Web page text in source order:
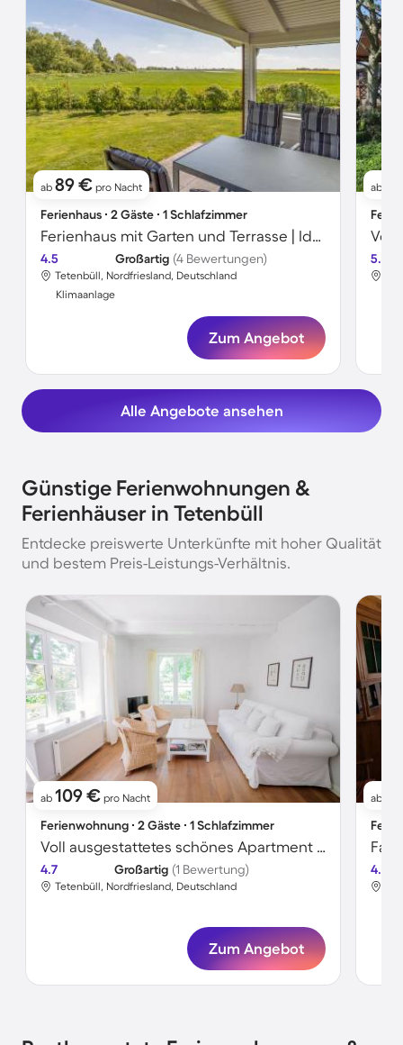
ab 89 € pro Nacht
Ferienhaus ∙ 2 Gäste ∙ 1 Schlafzimmer
Ferienhaus mit Garten und Terrasse | Ideal für Homeoffice
4.5 Großartig (4 Bewertungen)
Tetenbüll, Nordfriesland, Deutschland
Klimaanlage
Zum Angebot
ab
5.0
Alle Angebote ansehen
Günstige Ferienwohnungen &
Ferienhäuser in Tetenbüll
Entdecke preiswerte Unterkünfte mit hoher Qualität
und bestem Preis-Leistungs-Verhältnis.
ab 109 € pro Nacht
Ferienwohnung ∙ 2 Gäste ∙ 1 Schlafzimmer
Voll ausgestattetes schönes Apartment mit Garten und Terrasse | Gartenblick
4.7 Großartig (1 Bewertung)
Tetenbüll, Nordfriesland, Deutschland
Zum Angebot
ab
4.0